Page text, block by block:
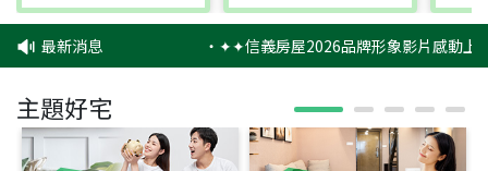
最新消息 ‧✦✦信義房屋2026品牌形象影片感動上
主題好宅